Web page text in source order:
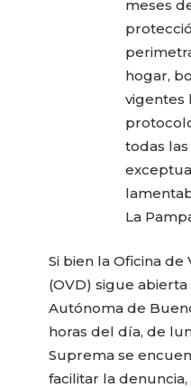
meses
hogar,
vigentes
todas las
La
Si bien la Oficina
(OVD) sigue
Autónoma de
horas del día, de
Suprema se
facilitar la